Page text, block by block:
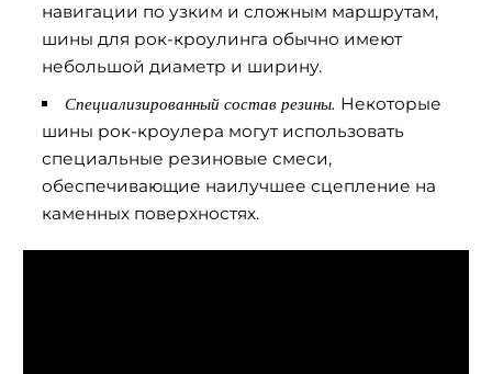
навигации по узким и сложным маршрутам,
шины для рок-кроулинга обычно имеют
небольшой диаметр и ширину.
Специализированный состав резины. Некоторые
шины рок-кроулера могут использовать
специальные резиновые смеси,
обеспечивающие наилучшее сцепление на
каменных поверхностях.